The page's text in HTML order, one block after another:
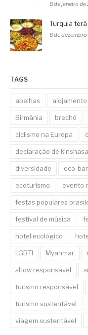
8 de janeiro de
Turquia
8 de
TAGS
abelhas
Birmânia brechó
ciclismo na Europa
declaração de kinshasa
diversidade eco-
ecoturismo evento
festas populares
festival de música
hotel ecológico
LGBTI Myanmar
show responsável
turismo responsável
turismo sustentável
viagem sustentável